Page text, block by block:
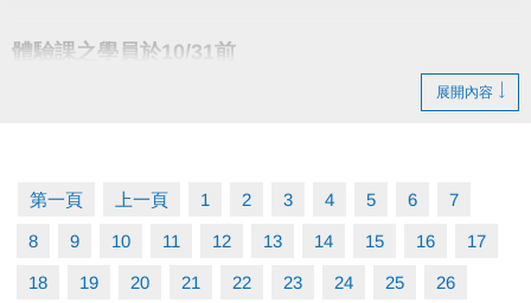
體驗課之學員於10/31前
報名請先註冊【會員資料】喔!
大安有APP囉!可以報名課程喔~
展開內容
第一頁 上一頁 1 2 3 4 5 6 7
8 9 10 11 12 13 14 15 16 17
18 19 20 21 22 23 24 25 26